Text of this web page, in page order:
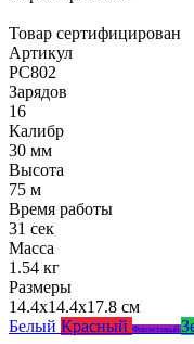
Товар сертифицирован
Артикул
РС802
Зарядов
16
Калибр
30 мм
Высота
75 м
Время работы
31 сек
Масса
1.54 кг
Размеры
14.4x14.4x17.8 см
Белый Красный Фиолетовый